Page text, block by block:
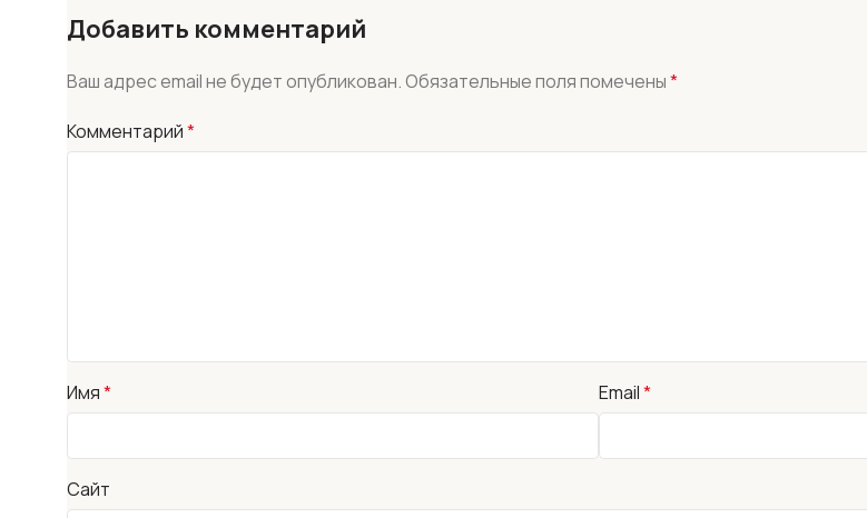
Добавить комментарий
Ваш адрес email не будет опубликован. Обязательные поля помечены*
Комментарий*
Имя* Email*
Сайт